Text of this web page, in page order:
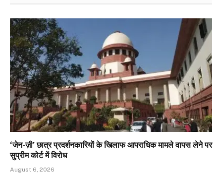
‘जेन-ज़ी’ छात्र प्रदर्शनकारियों के खिलाफ आपराधिक मामले वापस लेने पर
सुप्रीम कोर्ट में विरोध
August 6, 2026